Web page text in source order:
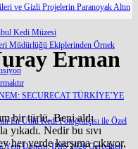
ve Gizli Projelerin Paranoyak Altın
Kedi Müzesi
Müdürlüğü Ekiplerinden Örnek
SECURECAT TÜRKİYE’YE
En Ünlü Kedi Fotoğrafçısı ile Özel
Yeni Dönem: IRIS 2026 Gerçekten
Erman
bir türlü. Beni aldı
yıkadı. Nedir bu sıvı
her yerde karşıma çıkıyor,